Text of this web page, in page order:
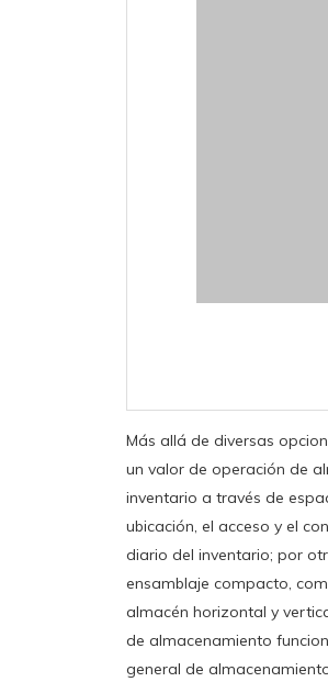
Más allá de diversas
un valor de operación de
inventario a través de
ubicación, el acceso y el
diario del inventario; por
ensamblaje compacto,
almacén horizontal y
de almacenamiento
general de